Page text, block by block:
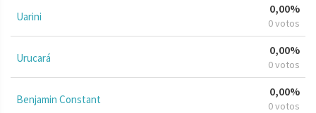
Uarini
0,00%
0 votos
Urucará
0,00%
0 votos
Benjamin Constant
0,00%
0 votos